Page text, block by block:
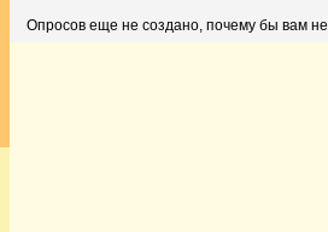
Опросов еще не создано, почему бы вам не